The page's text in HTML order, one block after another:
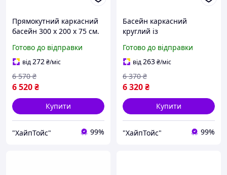
Прямокутний каркасний
басейн 300 х 200 х 75 см.
Готово до відправки
від272₴/міс
6 520₴
6 570 ₴
Купити
"ХайпТойс" 99%
Басейн каркасний
круглий із
305 x 76 см
Готово до відправки
від263₴/міс
6 320₴
6 370 ₴
Купити
"ХайпТойс" 99%